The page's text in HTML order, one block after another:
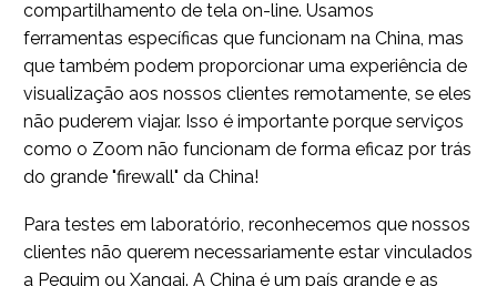
compartilhamento de tela on-line. Usamos
ferramentas específicas que funcionam na China, mas
que também podem proporcionar uma experiência de
visualização aos nossos clientes remotamente, se eles
não puderem viajar. Isso é importante porque serviços
como o Zoom não funcionam de forma eficaz por trás
do grande "firewall" da China!
Para testes em laboratório, reconhecemos que nossos
clientes não querem necessariamente estar vinculados
a Pequim ou Xangai. A China é um país grande e as